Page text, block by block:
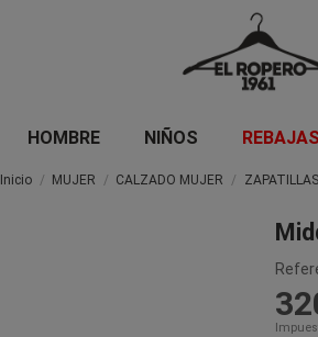
HOMBRE NIÑOS REBAJAS
Inicio MUJER CALZADO MUJER